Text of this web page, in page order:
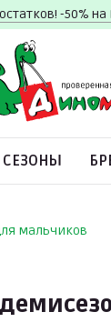
-50% на
СЕЗОНЫ
мальчиков